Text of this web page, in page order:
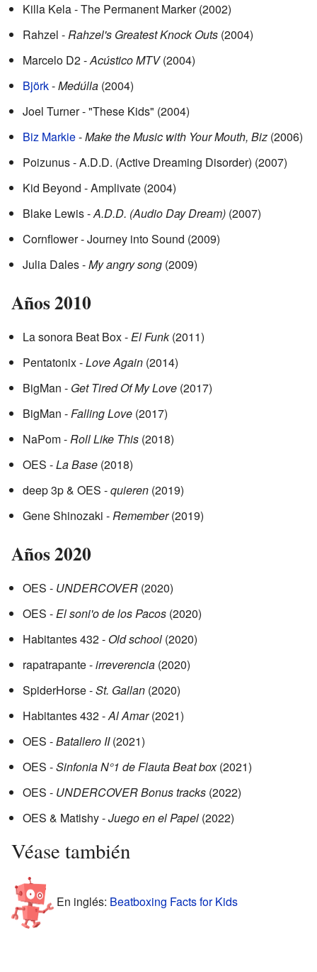
Killa Kela - The Permanent Marker (2002)
Rahzel -Rahzel's Greatest Knock Outs (2004)
Marcelo D2 -Acústico MTV(2004)
Björk-Medúlla (2004)
Joel Turner - "These Kids" (2004)
Biz Markie-Make the Music with Your Mouth, Biz (2006)
Poizunus - A.D.D. (Active Dreaming Disorder) (2007)
Kid Beyond - Amplivate (2004)
Blake Lewis -A.D.D. (Audio Day Dream) (2007)
Cornflower - Journey into Sound (2009)
Julia Dales -My angry song (2009)
Años 2010
La sonora Beat Box -El Funk(2011)
Pentatonix -Love Again (2014)
BigMan - Get Tired Of My Love (2017)
BigMan -Falling Love (2017)
NaPom -Roll Like This (2018)
OES -La Base (2018)
deep 3p & OES -quieren (2019)
Gene Shinozaki -Remember(2019)
Años 2020
OES - UNDERCOVER (2020)
OES -El soni'o de los Pacos (2020)
Habitantes 432 - Old school (2020)
rapatrapante -irreverencia (2020)
SpiderHorse -St. Gallan (2020)
Habitantes 432 -Al Amar(2021)
OES -Batallero II(2021)
OES -Sinfonia N°1 de Flauta Beat box(2021)
OES - UNDERCOVER Bonus tracks (2022)
OES & Matishy -Juego en el Papel (2022)
Véase también
En inglés: Beatboxing Facts for Kids